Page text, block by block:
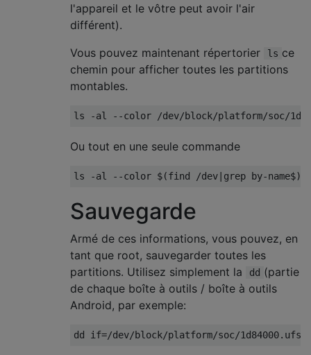
l'appareil et le vôtre peut avoir l'air
différent).
Vous pouvez maintenant répertorier
ls ce
chemin pour afficher toutes les partitions
montables.
Ou tout en une seule commande
Sauvegarde
Armé de ces informations, vous pouvez, en
tant que root, sauvegarder toutes les
partitions. Utilisez simplement la
dd (partie
de chaque boîte à outils / boîte à outils
Android, par exemple: